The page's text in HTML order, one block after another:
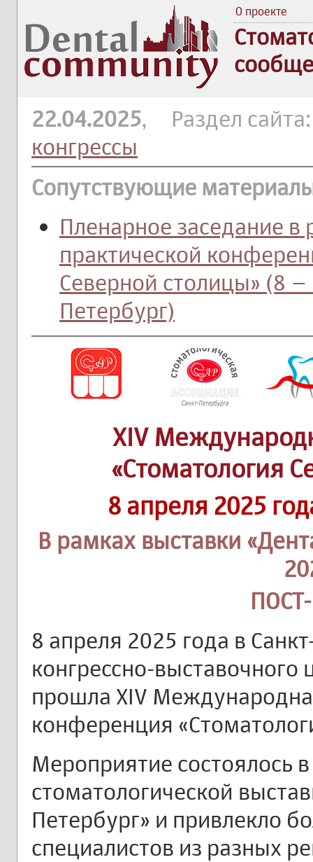
О проекте
22.04.2025, Раздел
конгрессы
Сопутствующие
Пленарное заседание в
практической
Северной столицы» (8 –
Петербург)
XIV
«Стоматология
8 апреля 2025
В рамках выставки
8 апреля 2025 года в
конгрессно-
прошла XIV
конференция
Мероприятие состоялось
стоматологической
Петербург» и привлекло
специалистов из разных